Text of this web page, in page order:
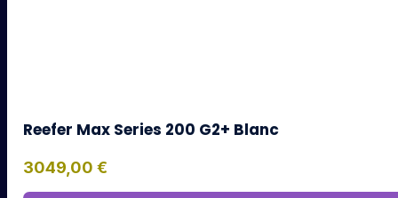
Reefer Max Series 200 G2+ Blanc
3049,00 €